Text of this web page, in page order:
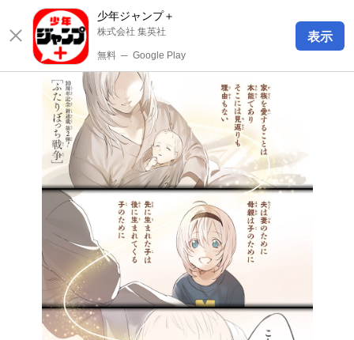
少年ジャンプ＋
株式会社 集英社
無料 ─ Google Play
表示